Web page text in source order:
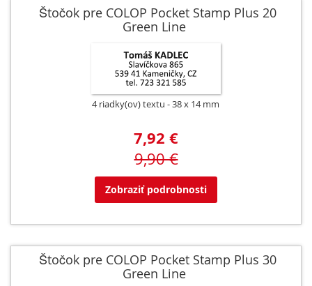
Štočok pre COLOP Pocket Stamp Plus 20
Green Line
4 riadky(ov) textu 38 x 14 mm
7,92 €
9,90 €
Zobraziť podrobnosti
Štočok pre COLOP Pocket Stamp Plus 30
Green Line